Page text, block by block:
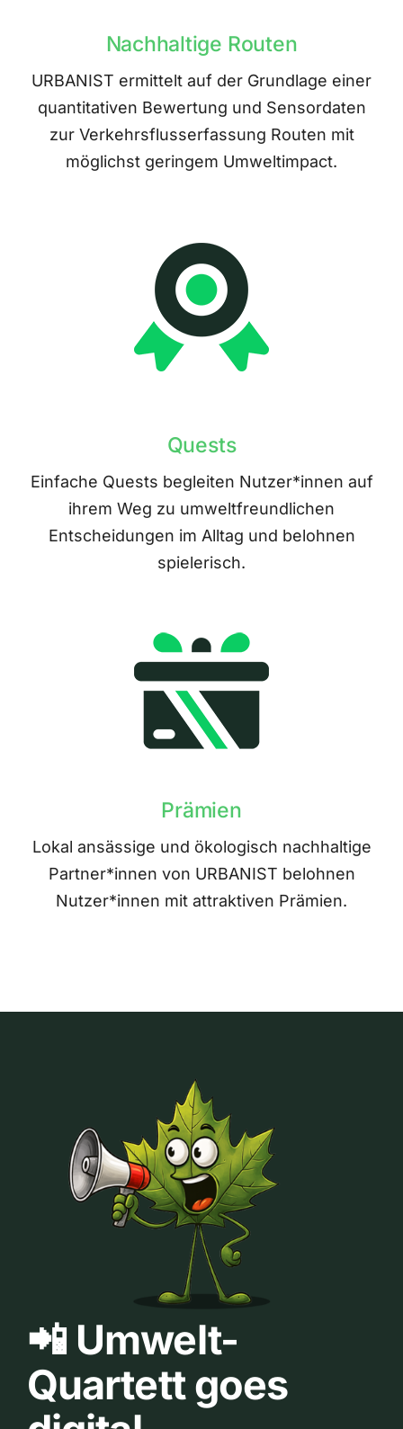
Nachhaltige Routen
URBANIST ermittelt auf der Grundlage einer
quantitativen Bewertung und Sensordaten
zur Verkehrsflusserfassung Routen mit
möglichst geringem Umweltimpact.
Quests
Einfache Quests begleiten Nutzer*innen auf
ihrem Weg zu umweltfreundlichen
Entscheidungen im Alltag und belohnen
spielerisch.
Prämien
Lokal ansässige und ökologisch nachhaltige
Partner*innen von URBANIST belohnen
Nutzer*innen mit attraktiven Prämien.
📲 Umwelt-
Quartett goes